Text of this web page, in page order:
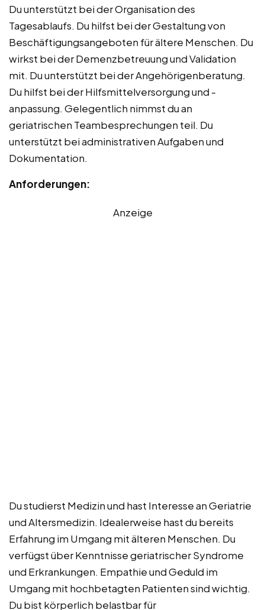
Du unterstützt bei der Organisation des
Tagesablaufs. Du hilfst bei der Gestaltung von
Beschäftigungsangeboten für ältere Menschen. Du
wirkst bei der Demenzbetreuung und Validation
mit. Du unterstützt bei der Angehörigenberatung.
Du hilfst bei der Hilfsmittelversorgung und -
anpassung. Gelegentlich nimmst du an
geriatrischen Teambesprechungen teil. Du
unterstützt bei administrativen Aufgaben und
Dokumentation.
Anforderungen:
Anzeige
Du studierst Medizin und hast Interesse an Geriatrie
und Altersmedizin. Idealerweise hast du bereits
Erfahrung im Umgang mit älteren Menschen. Du
verfügst über Kenntnisse geriatrischer Syndrome
und Erkrankungen. Empathie und Geduld im
Umgang mit hochbetagten Patienten sind wichtig.
Du bist körperlich belastbar für